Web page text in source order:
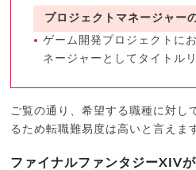
プロジェクトマネージャー
ゲーム開発プロジェクトに
ネージャーとしてタイトル
ご覧の通り、希望する職種に対し
るため転職難易度は高いと言えま
ファイナルファンタジーXIV